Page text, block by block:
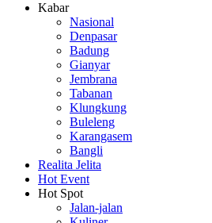
Kabar
Nasional
Denpasar
Badung
Gianyar
Jembrana
Tabanan
Klungkung
Buleleng
Karangasem
Bangli
Realita Jelita
Hot Event
Hot Spot
Jalan-jalan